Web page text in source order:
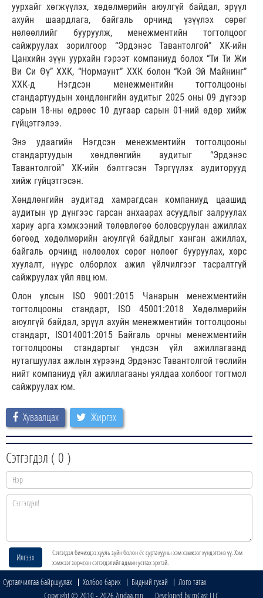
уурхайг хөгжүүлэх, хөдөлмөрийн аюулгүй байдал, эрүүл
ахуйн шаардлага, байгаль орчинд үзүүлэх сөрөг
нөлөөллийг бууруулж, менежментийн тогтолцоог
сайжруулах зорилгоор “Эрдэнэс Тавантолгой” ХК-ийн
Цанхийн зүүн уурхайн гэрээт компаниуд болох “Ти Ти Жи
Ви Си Өү” ХХК, “Нормаунт” ХХК болон “Кэй Эй Майнинг”
ХХК-д Нэгдсэн менежментийн тогтолцооны
стандартуудын хөндлөнгийн аудитыг 2025 оны 09 дүгээр
сарын 18-ны өдрөөс 10 дугаар сарын 01-ний өдөр хийж
гүйцэтгэлээ.
Энэ удаагийн Нэгдсэн менежментийн тогтолцооны
стандартуудын хөндлөнгийн аудитыг “Эрдэнэс
Тавантолгой” ХК-ийн бэлтгэсэн Тэргүүлэх аудиторууд
хийж гүйцэтгэсэн.
Хөндлөнгийн аудитад хамрагдсан компаниуд цаашид
аудитын үр дүнгээс гарсан анхаарах асуудлыг залруулах
хариу арга хэмжээний төлөвлөгөө боловсруулан ажиллах
бөгөөд хөдөлмөрийн аюулгүй байдлыг ханган ажиллах,
байгаль орчинд нөлөөлөх сөрөг нөлөөг бууруулах, хөрс
хуулалт, нүүрс олборлох ажил үйлчилгээг тасралтгүй
сайжруулах үйл явц юм.
Олон улсын ISO 9001:2015 Чанарын менежментийн
тогтолцооны стандарт, ISO 45001:2018 Хөдөлмөрийн
аюулгүй байдал, эрүүл ахуйн менежментийн тогтолцооны
стандарт, ISO14001:2015 Байгаль орчны менежментийн
тогтолцооны стандартыг үндсэн үйл ажиллагаанд
нутагшуулах ажлын хүрээнд Эрдэнэс Тавантолгой төслийн
нийт компаниуд үйл ажиллагааны уялдаа холбоог тогтмол
сайжруулах юм.
Хуваалцах Жиргэх
Сэтгэгдэл ( 0 )
Илгээх
Сэтгэгдэл бичихдээ хууль зүйн болон ёс суртахууны хэм хэмжээг хүндэтгэнэ үү. Хэм
хэмжээг зөрчсөн сэтгэгдэлийг админ устгах эрхтэй.
Сурталчилгаа байршуулах Холбоо барих Бидний тухай
Лого татах
Copyright © 2010 - 2026 Zindaa.mn Developed by mCast LLC